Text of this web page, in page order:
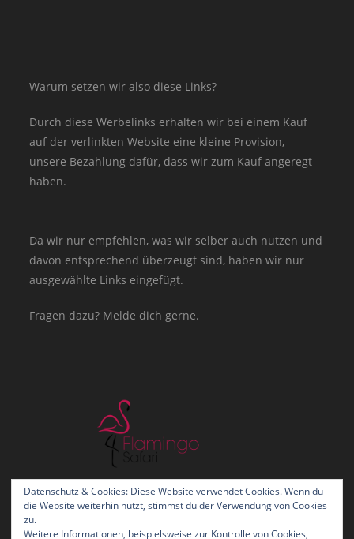
Warum setzen wir also diese Links?
Durch diese Werbelinks erhalten wir bei einem Kauf
auf der verlinkten Website eine kleine Provision,
unsere Bezahlung dafür, dass wir zum Kauf angeregt
haben.
Da wir nur empfehlen, was wir selber auch nutzen und
davon entsprechend überzeugt sind, haben wir nur
ausgewählte Links eingefügt.
Fragen dazu? Melde dich gerne.
Datenschutz & Cookies: Diese Website verwendet Cookies. Wenn du
die Website weiterhin nutzt, stimmst du der Verwendung von Cookies
zu.
Weitere Informationen, beispielsweise zur Kontrolle von Cookies,